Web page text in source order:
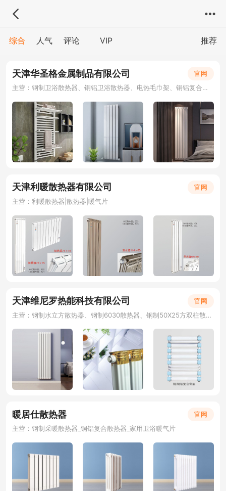
推荐
综合 人气 评论 VIP
天津华圣格金属制品有限公司
官网
主营：钢制卫浴散热器、铜铝卫浴散热器、电热毛巾架、铜铝复合暖气片、钢铝复合暖气片
天津利暖散热器有限公司
官网
主营：利暖散热器|散热器|暖气片
天津维尼罗热能科技有限公司
官网
主营：钢制水立方散热器、钢制6030散热器、钢制50X25方双柱散热器 、钢三柱散热器
暖居仕散热器
官网
主营：钢制采暖散热器_铜铝复合散热器_家用卫浴暖气片